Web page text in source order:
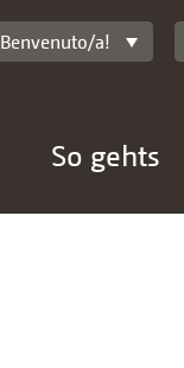
So gehts
Benvenuto/a!